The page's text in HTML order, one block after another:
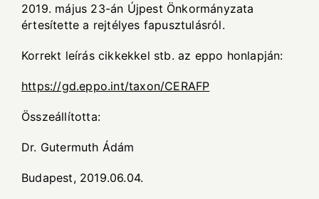
2019. május 23-án Újpest Önkormányzata
értesítette a rejtélyes fapusztulásról.
Korrekt leírás cikkekkel stb. az eppo honlapján:
https://gd.eppo.int/taxon/CERAFP
Összeállította:
Dr. Gutermuth Ádám
Budapest, 2019.06.04.